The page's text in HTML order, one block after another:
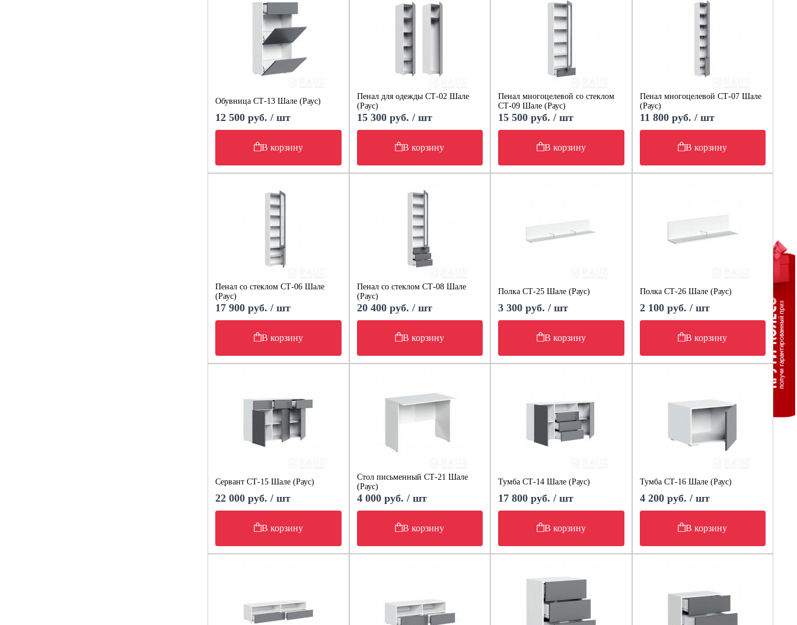
Обувница СТ-13 Шале (Раус)
12 500 руб. / шт
В корзину
Пенал для одежды СТ-02 Шале
(Раус)
15 300 руб. / шт
В корзину
Пенал многоцелевой со стеклом
СТ-09 Шале (Раус)
15 500 руб. / шт
В корзину
Пенал многоцелевой СТ-07 Шале
(Раус)
11 800 руб. / шт
В корзину
Пенал со стеклом СТ-06 Шале
(Раус)
17 900 руб. / шт
В корзину
Пенал со стеклом СТ-08 Шале
(Раус)
20 400 руб. / шт
В корзину
Полка СТ-25 Шале (Раус)
3 300 руб. / шт
В корзину
Полка СТ-26 Шале (Раус)
2 100 руб. / шт
В корзину
Сервант СТ-15 Шале (Раус)
22 000 руб. / шт
В корзину
Стол письменный СТ-21 Шале
(Раус)
4 000 руб. / шт
В корзину
Тумба СТ-14 Шале (Раус)
17 800 руб. / шт
В корзину
Тумба СТ-16 Шале (Раус)
4 200 руб. / шт
В корзину